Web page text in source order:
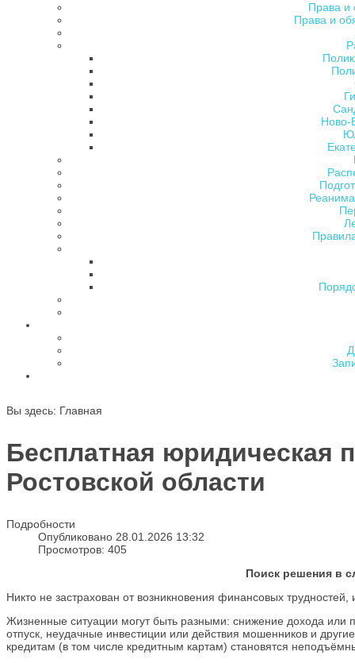
Права и
Права и
Ново-
Вы здесь: Главная
Бесплатная юридическая
Ростовской области
Подробности
Опубликовано 28.01.2026 13:32
Просмотров: 405
Поиск решения в
Никто не застрахован от возникновения финансовых
Жизненные ситуации могут быть разными: снижение дохода или
отпуск, неудачные инвестиции или действия мошенников и
кредитам (в том числе кредитным картам) становятся